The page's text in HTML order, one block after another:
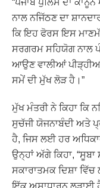
ਨਾਲ ਨਜਿੱਠਣ ਦਾ
ਕਿ ਇਹ ਫੋਰਸ ਇਸ
ਸਰਗਰਮ ਸਹਿਯੋਗ ਨਾਲ
ਆਉਣ ਵਾਲੀਆਂ
ਸਮੇਂ ਦੀ ਮੁੱਖ ਲੋੜ ਹੈ।”
ਮੁੱਖ ਮੰਤਰੀ ਨੇ ਕਿਹਾ ਕਿ
ਸੁਚੱਜੀ ਯੋਜਨਾਬੰਦੀ ਅਤੇ
ਹੈ, ਜਿਸ ਲਈ ਹਰ
ਉਨ੍ਹਾਂ ਅੱਗੇ ਕਿਹਾ, “ਸੂਬਾ
ਸਕਾਰਾਤਮਕ ਦਿਸ਼ਾ
ਇੱਕ ਅਸਾਧਾਰਨ ਲੜਾਈ